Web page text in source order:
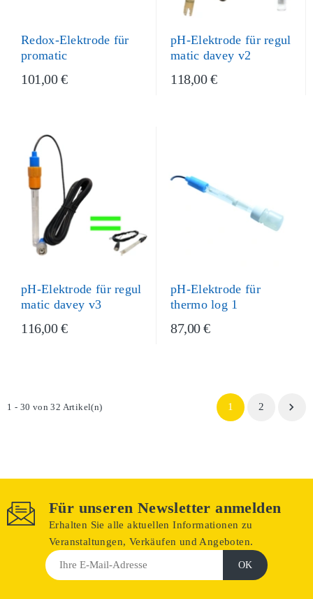
Redox-Elektrode für
promatic
101,00 €
pH-Elektrode für regul
matic davey v2
118,00 €
pH-Elektrode für regul
matic davey v3
116,00 €
pH-Elektrode für
thermo log 1
87,00 €
1 - 30 von 32 Artikel(n) 1 2 
Für unseren Newsletter anmelden
Erhalten Sie alle aktuellen Informationen zu
Veranstaltungen, Verkäufen und Angeboten.